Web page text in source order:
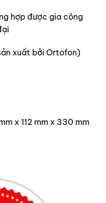
hợp được gia công
xuất bởi Ortofon)
x 112 mm x 330 mm